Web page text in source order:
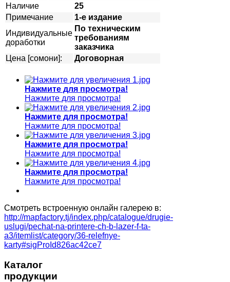
Наличие
25
Примечание
1-е издание
Индивидуальные
доработки
По техническим
требованиям
заказчика
Цена [сомони]:
Договорная
Нажмите для просмотра!
Нажмите для просмотра!
Нажмите для просмотра!
Нажмите для просмотра!
Нажмите для просмотра!
Нажмите для просмотра!
Нажмите для просмотра!
Нажмите для просмотра!
Смотреть встроенную онлайн галерею в:
http://mapfactory.tj/index.php/catalogue/drugie-
uslugi/pechat-na-printere-ch-b-lazer-f-ta-
a3/itemlist/category/36-relefnye-
karty#sigProId826ac42ce7
Каталог
продукции